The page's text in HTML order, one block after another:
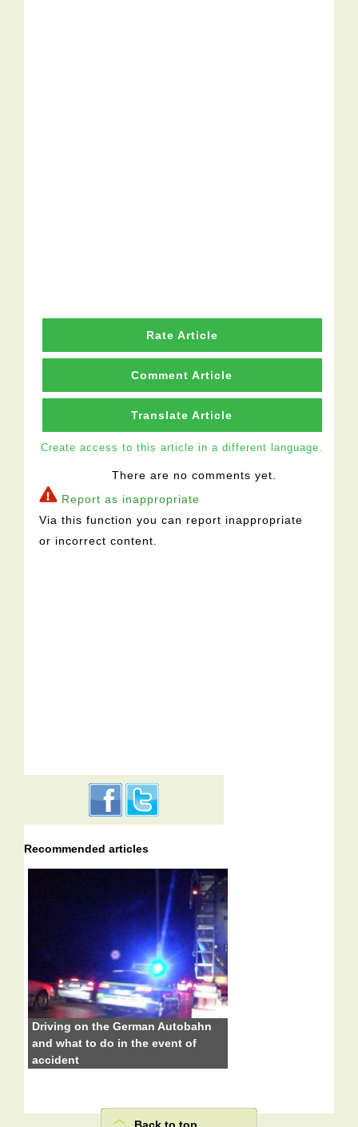
Rate Article
Comment Article
Translate Article
Create access to this article in a different language.
There are no comments yet.
Report as inappropriate
Via this function you can report inappropriate
or incorrect content.
Recommended articles
Driving on the German Autobahn
and what to do in the event of
accident